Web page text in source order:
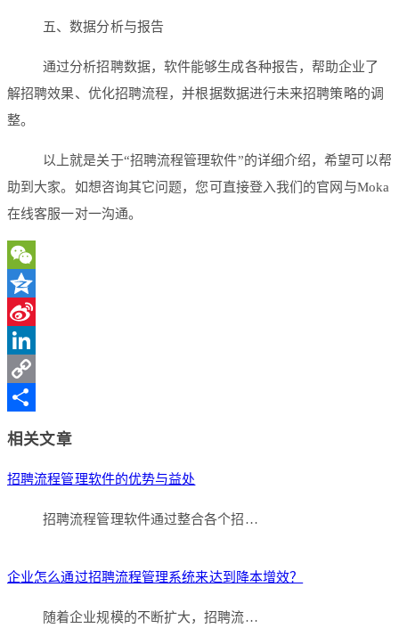
五、数据分析与报告
通过分析招聘数据，软件能够生成各种报告，帮助企业了
解招聘效果、优化招聘流程，并根据数据进行未来招聘策略的调
整。
以上就是关于“招聘流程管理软件”的详细介绍，希望可以帮
助到大家。如想咨询其它问题，您可直接登入我们的官网与Moka
在线客服一对一沟通。
WeChat
Qzone
Sina
Weibo
LinkedIn
Copy
相关文章
招聘流程管理软件的优势与益处
招聘流程管理软件通过整合各个招…
企业怎么通过招聘流程管理系统来达到降本增效？
随着企业规模的不断扩大，招聘流…